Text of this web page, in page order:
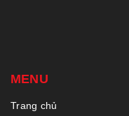
MENU
Trang chủ